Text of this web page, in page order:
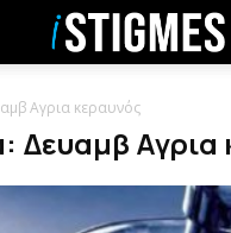
Αγρια κεραυνός
Δευαμβ Αγρια